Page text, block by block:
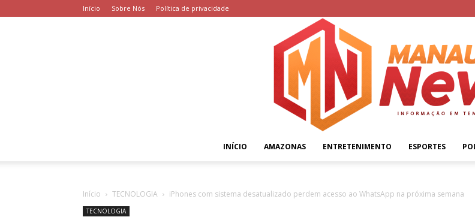
Início Sobre Nós Política de privacidade
INÍCIO AMAZONAS ENTRETENIMENTO ESPORTES
Início TECNOLOGIA iPhones com sistema desatualizado perdem acesso ao WhatsApp na próxima semana
TECNOLOGIA